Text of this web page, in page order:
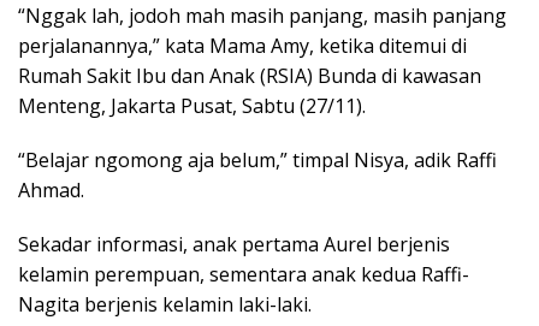
“Nggak lah, jodoh mah masih panjang, masih panjang
perjalanannya,” kata Mama Amy, ketika ditemui di
Rumah Sakit Ibu dan Anak (RSIA) Bunda di kawasan
Menteng, Jakarta Pusat, Sabtu (27/11).
“Belajar ngomong aja belum,” timpal Nisya, adik Raffi
Ahmad.
Sekadar informasi, anak pertama Aurel berjenis
kelamin perempuan, sementara anak kedua Raffi-
Nagita berjenis kelamin laki-laki.